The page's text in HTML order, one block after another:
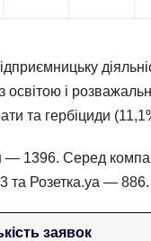
освітою і
та гербіциди
— 1396. Серед
та Розетка.уа — 886.
заявок